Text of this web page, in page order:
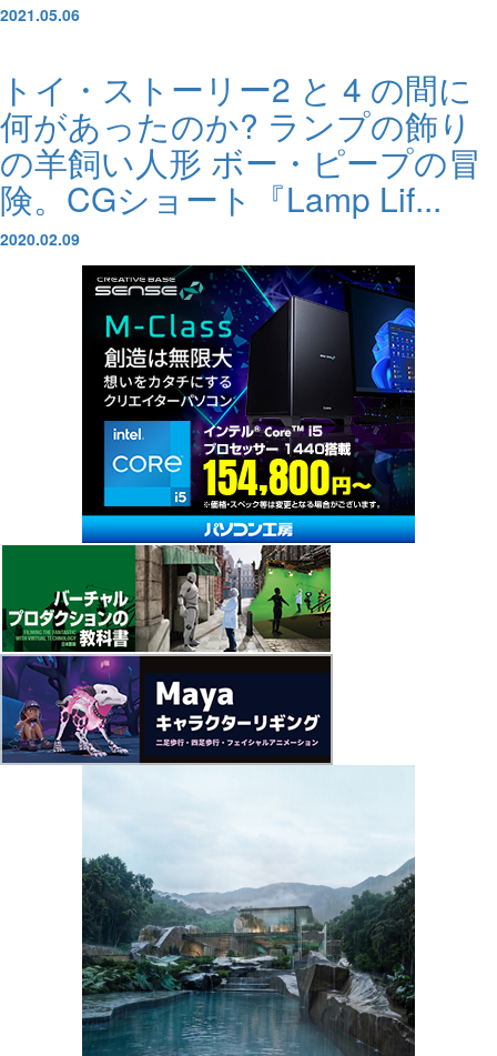
2021.05.06
トイ・ストーリー2 と 4 の間に
何があったのか? ランプの飾り
の羊飼い人形 ボー・ピープの冒
険。CGショート『Lamp Lif...
2020.02.09